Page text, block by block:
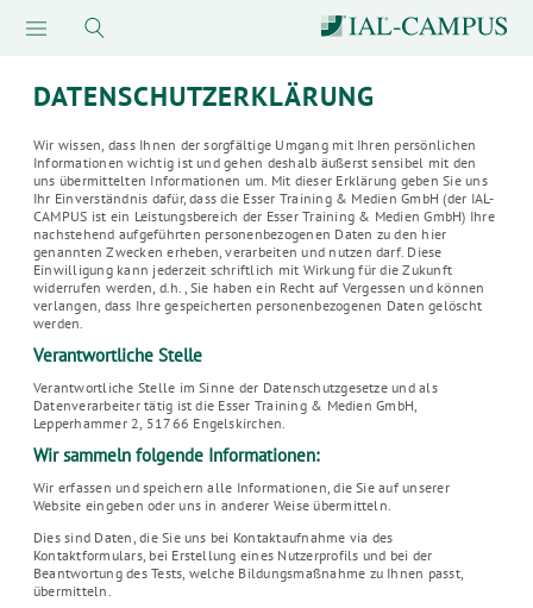
DATENSCHUTZERKLÄRUNG
Wir wissen, dass Ihnen der sorgfältige Umgang mit Ihren persönlichen
Informationen wichtig ist und gehen deshalb äußerst sensibel mit den
uns übermittelten Informationen um. Mit dieser Erklärung geben Sie uns
Ihr Einverständnis dafür, dass die Esser Training & Medien GmbH (der IAL-
CAMPUS ist ein Leistungsbereich der Esser Training & Medien GmbH) Ihre
nachstehend aufgeführten personenbezogenen Daten zu den hier
genannten Zwecken erheben, verarbeiten und nutzen darf. Diese
Einwilligung kann jederzeit schriftlich mit Wirkung für die Zukunft
widerrufen werden, d.h., Sie haben ein Recht auf Vergessen und können
verlangen, dass Ihre gespeicherten personenbezogenen Daten gelöscht
werden.
Verantwortliche Stelle
Verantwortliche Stelle im Sinne der Datenschutzgesetze und als
Datenverarbeiter tätig ist die Esser Training & Medien GmbH,
Lepperhammer 2, 51766 Engelskirchen.
Wir sammeln folgende Informationen:
Wir erfassen und speichern alle Informationen, die Sie auf unserer
Website eingeben oder uns in anderer Weise übermitteln.
Dies sind Daten, die Sie uns bei Kontaktaufnahme via des
Kontaktformulars, bei Erstellung eines Nutzerprofils und bei der
Beantwortung des Tests, welche Bildungsmaßnahme zu Ihnen passt,
übermitteln.